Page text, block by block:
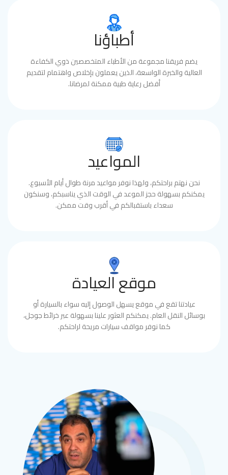
أطباؤنا
يضم فريقنا مجموعة من الأطباء المتخصصين ذوي الكفاءة
العالية والخبرة الواسعة، الذين يعملون بإخلاص واهتمام لتقديم
أفضل رعاية طبية ممكنة لمرضانا.
المواعيد
نحن نهتم براحتكم، ولهذا نوفر مواعيد مرنة طوال أيام الأسبوع.
يمكنكم بسهولة حجز الموعد في الوقت الذي يناسبكم، وسنكون
سعداء باستقبالكم في أقرب وقت ممكن.
موقع العيادة
عيادتنا تقع في موقع يسهل الوصول إليه سواء بالسيارة أو
بوسائل النقل العام. يمكنكم العثور علينا بسهولة عبر خرائط جوجل،
كما نوفر مواقف سيارات مريحة لراحتكم.